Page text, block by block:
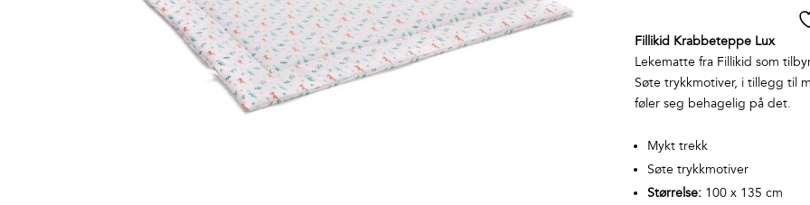
Fillikid Krabbeteppe Lux
Lekematte fra Fillikid som
Søte trykkmotiver, i tillegg til
føler seg behagelig på det.
Mykt trekk
Søte trykkmotiver
Størrelse: 100 x 135 cm